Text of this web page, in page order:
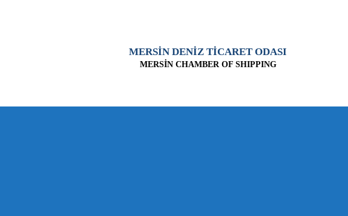
MERSİN DENİZ TİCARET ODASI
MERSİN CHAMBER OF SHIPPING